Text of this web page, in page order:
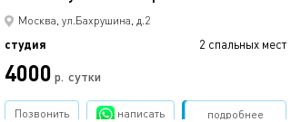
Москва, ул.Бахрушина, д.2
студия 2 спальных мест
4000 р. сутки
подробнее
Позвонить написать Забронировать